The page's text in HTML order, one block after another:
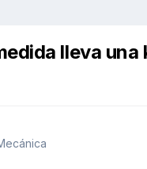
lleva